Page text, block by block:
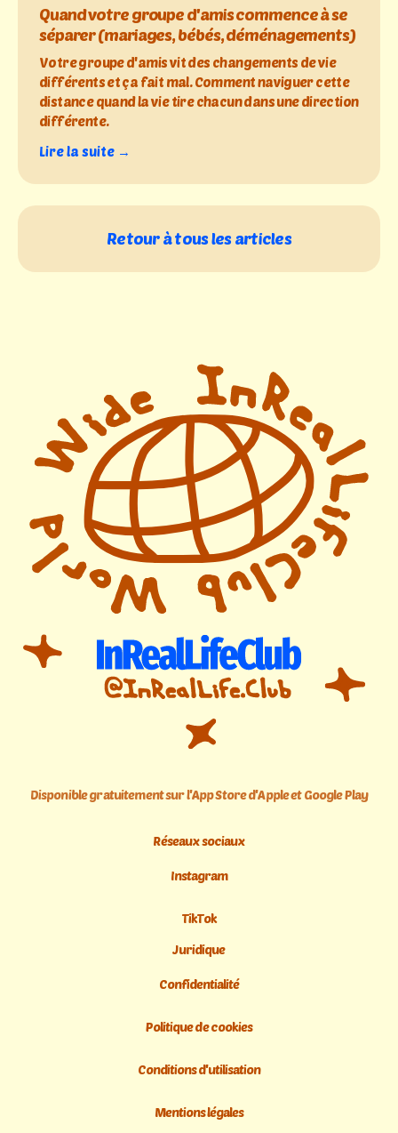
Quand votre groupe d'amis commence à se
séparer (mariages, bébés, déménagements)
Votre groupe d'amis vit des changements de vie
différents et ça fait mal. Comment naviguer cette
distance quand la vie tire chacun dans une direction
différente.
Lire la suite →
Retour à tous les articles
Disponible gratuitement sur l'App Store d'Apple et Google Play
Réseaux sociaux
Instagram
TikTok
Juridique
Confidentialité
Politique de cookies
Conditions d'utilisation
Mentions légales